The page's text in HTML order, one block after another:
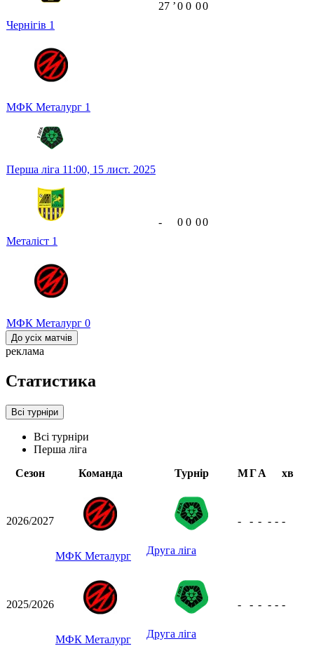
Чернігів 1
МФК Металург 1
27 ʼ0 0 00
Перша ліга 11:00, 15 лист. 2025
Металіст 1
МФК Металург 0
- 0 0 00
До усіх матчів
реклама
Статистика
Всі турніри
Всі турніри
Перша ліга
Сезон
Команда Турнір МГА хв
2026/2027
МФК Металург Друга ліга
- - - - - -
2025/2026
МФК Металург Друга ліга
- - - - - -